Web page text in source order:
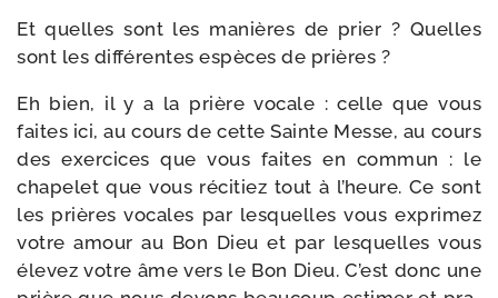
Et quelles sont les manières de prier ? Quelles
sont les dif­fé­rentes espèces de prières ?
Eh bien, il y a la prière vocale : celle que vous
faites ici, au cours de cette Sainte Messe, au cours
des exer­cices que vous faites en com­mun : le
cha­pe­let que vous réci­tiez tout à l’heure. Ce sont
les prières vocales par les­quelles vous expri­mez
votre amour au Bon Dieu et par les­quelles vous
éle­vez votre âme vers le Bon Dieu. C’est donc une